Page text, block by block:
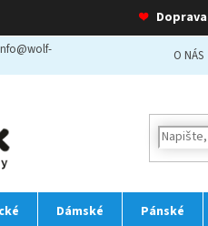
❤ Doprava
O NÁS
Dámské Pánské